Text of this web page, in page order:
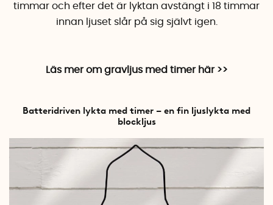
timmar och efter det är lyktan avstängt i 18 timmar
innan ljuset slår på sig självt igen.
Läs mer om gravljus med timer här >>
Batteridriven lykta med timer – en fin ljuslykta med
blockljus